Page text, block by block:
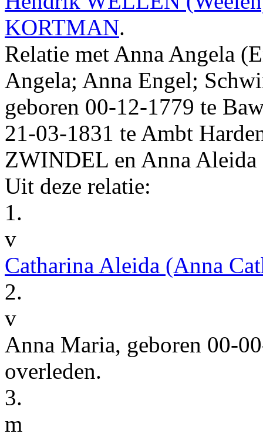
KORTMAN.
Relatie met Anna Angela
Angela; Anna Engel;
geboren 00‑12‑1779 te
21‑03‑1831 te Ambt
ZWINDEL en Anna Aleida
Uit deze relatie:
1.
v
Catharina Aleida (Anna
2.
v
Anna Maria, geboren
overleden.
3.
m